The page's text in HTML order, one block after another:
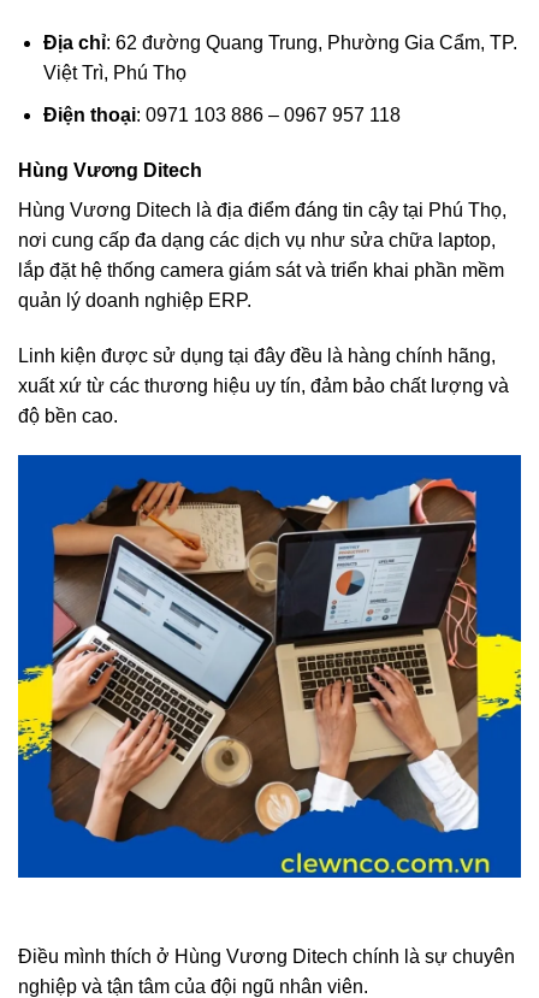
Địa chỉ: 62 đường Quang Trung, Phường Gia Cẩm, TP.
Việt Trì, Phú Thọ
Điện thoại: 0971 103 886 – 0967 957 118
Hùng Vương Ditech
Hùng Vương Ditech là địa điểm đáng tin cậy tại Phú Thọ,
nơi cung cấp đa dạng các dịch vụ như sửa chữa laptop,
lắp đặt hệ thống camera giám sát và triển khai phần mềm
quản lý doanh nghiệp ERP.
Linh kiện được sử dụng tại đây đều là hàng chính hãng,
xuất xứ từ các thương hiệu uy tín, đảm bảo chất lượng và
độ bền cao.
Điều mình thích ở Hùng Vương Ditech chính là sự chuyên
nghiệp và tận tâm của đội ngũ nhân viên.